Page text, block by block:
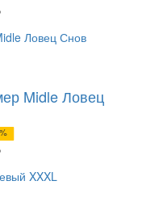
Midle Ловец